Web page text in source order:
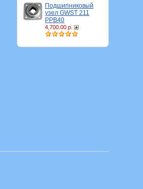
Подшипниковый
узел GWST 211
PPB40
4,700.00 р.